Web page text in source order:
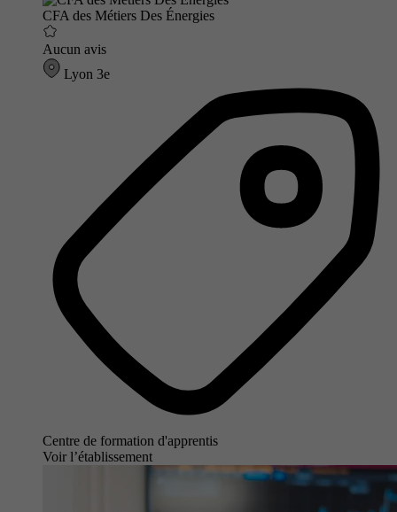
CFA des Métiers Des Énergies
Aucun avis
Lyon 3e
Centre de formation d'apprentis
Voir l’établissement